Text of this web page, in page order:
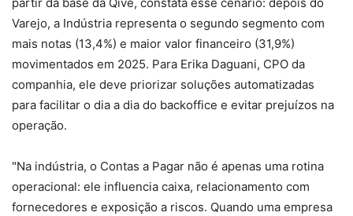
partir da base da Qive, constata esse cenário: depois do
Varejo, a Indústria representa o segundo segmento com
mais notas (13,4%) e maior valor financeiro (31,9%)
movimentados em 2025. Para Erika Daguani, CPO da
companhia, ele deve priorizar soluções automatizadas
para facilitar o dia a dia do backoffice e evitar prejuízos na
operação.
"Na indústria, o Contas a Pagar não é apenas uma rotina
operacional: ele influencia caixa, relacionamento com
fornecedores e exposição a riscos. Quando uma empresa